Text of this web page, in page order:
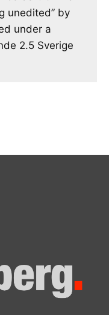
unedited” by
under a
2.5 Sverige